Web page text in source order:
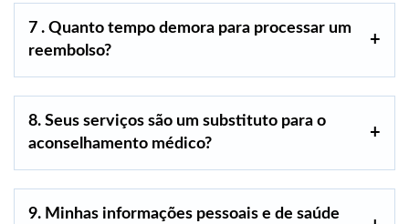
7 . Quanto tempo demora para processar um
reembolso?
8. Seus serviços são um substituto para o
aconselhamento médico?
9. Minhas informações pessoais e de saúde